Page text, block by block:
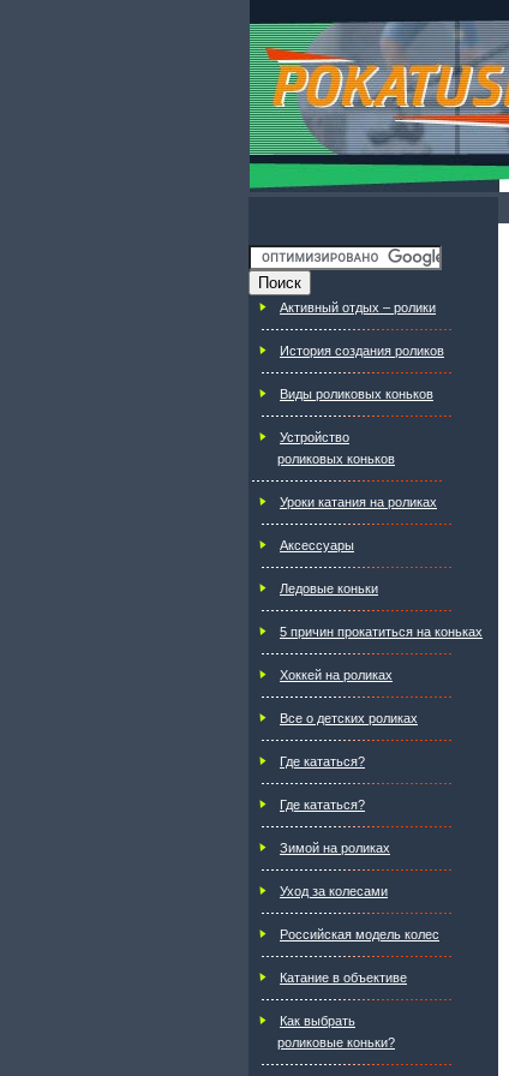
Активный отдых – ролики
История создания роликов
Виды роликовых коньков
Устройство
роликовых коньков
Уроки катания на роликах
Аксессуары
Ледовые коньки
5 причин прокатиться на коньках
Хоккей на роликах
Все о детских роликах
Где кататься?
Где кататься?
Зимой на роликах
Уход за колесами
Российская модель колес
Катание в объективе
Как выбрать
роликовые коньки?